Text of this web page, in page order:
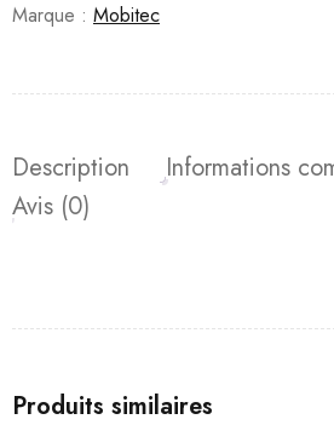
Marque : Mobitec
Description
Informations
Avis (0)
Produits similaires